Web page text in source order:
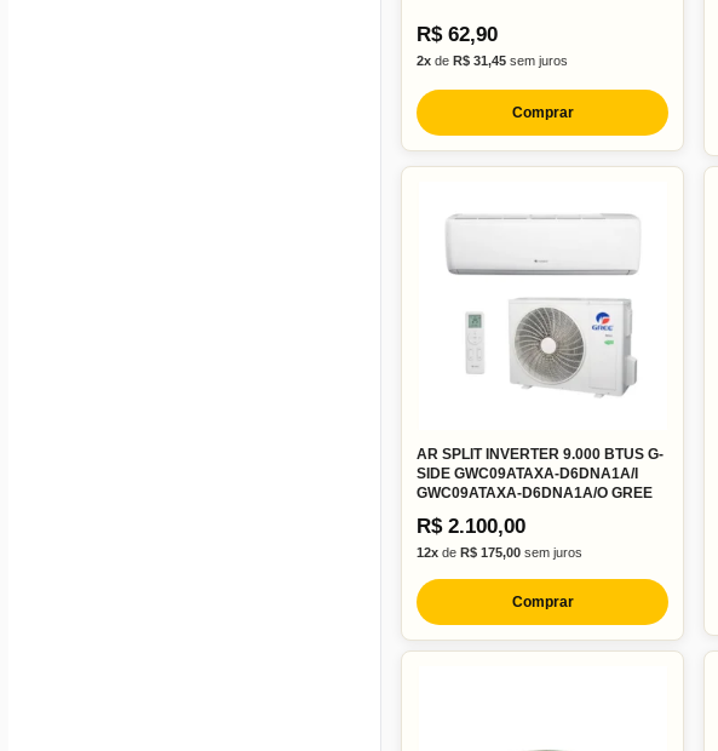
R$ 62,90
2x de R$ 31,45 sem juros
Comprar
AR SPLIT INVERTER 9.000 BTUS G-
SIDE GWC09ATAXA-D6DNA1A/I
GWC09ATAXA-D6DNA1A/O GREE
R$ 2.100,00
12x de R$ 175,00 sem juros
Comprar